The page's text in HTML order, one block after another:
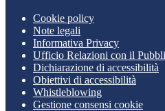
Cookie policy
Note legali
Informativa Privacy
Ufficio Relazioni con il
Dichiarazione di accessibilità
Obiettivi di accessibilità
Whistleblowing
Gestione consensi cookie